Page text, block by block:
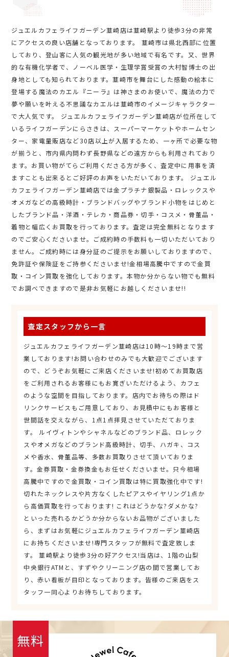
ジュエルカフェライフガーデン韮崎店は韮崎駅より徒歩3分の非常
にアクセスの良い店舗となっております。 韮崎市は県北西部に位置
しており、登山客に人気の観光地が多い地域で有名です。又、世界
的な有機化学者で、ノーベル医学・生理学賞受賞の大村智博士の出
身地としても知られております。韮崎市を舞台にした感動の絵本に
登場する魔法のカエル『ニーラ』は神さまのお使いで、魔法の力で
夢や願いを叶える不思議なカエルは韮崎市のイメージキャラクター
で大人気です。 ジュエルカフェライフガーデン韮崎店が位所在して
いるライフガーデンにらさきは、スーパーマーケットやホームセン
ター、家電量販店など30店以上が入居するため、一ヶ所で必要な物
が揃うと、市内県内問わず長野県などの遠方からも利用されており
ます。お買い物がてらご利用くださる方が多く、査定中に用事を済
ますことも出来るとご好評のお声をいただいております。 ジュエル
カフェライフガーデン韮崎店では金プラチナ銀製品・ロレックスや
オメガなどの高級時計・ブランドバッグやブランド小物をはじめと
したブランド品・洋酒・テレカ・商品券・切手・コスメ・骨董品・
着物と幅広くお買取を行っております。査定は完全無料となります
のでご安心くださいませ。ご成約時の手数料も一切いただいており
ません。ご成約時には身分証のご提示をお願いしておりますので、
免許証や保険証をご持参くださいませ!金相場高騰中ですので金買
取・コイン買取を強化しております。本物か分からない物でも無料
でお調べできますので是非お気軽にお越しくださいませ!!
査定スタッフから一言
ジュエルカフェライフガーデン韮崎店は10時～19時まで営
業しております!お問い合わせのみでも大歓迎でございます
ので、どうぞお気軽にご来店くださいませ!初めてお買取店
をご利用されるお客様にもお寛ぎいただけるよう、カフェ
のような空間を目指しております。店内でお待ちの際はド
リンクサービスもご用意しており、お見積中にもお客様と
世間話を交えながら、1点1点拝見させていただておりま
す。 ルイヴィトンやシャネルなどのブランド品、ロレック
スやオメガなどのブランド高級時計、切手、ハガキ、コス
メや香水、骨董品等、多数お買取りさせて頂いておりま
す。金券買取・金券換金もお任せくださいませ。只今相場
高騰中ですので金買取・コイン買取は特に買取強化中です!
切れたネックレスや片方なくしたピアスやイヤリング1点か
ら高価買取を行っております! これはどうかな?ダメかな?
といった売れるかどうか分からないお品物がございました
ら、まずはお気軽にジュエルカフェライフガーデン韮崎店
にお持ちくださいませ!専門スタッフが無料で査定致しま
す。 韮崎駅より徒歩3分の好アクセス!当店は、1階の山梨
中央銀行ATMと、すずやクリーニング店の間で営業してお
り、赤い看板が目印となっております。皆様のご来店をス
タッフ一同心よりお待ちしております。
無料